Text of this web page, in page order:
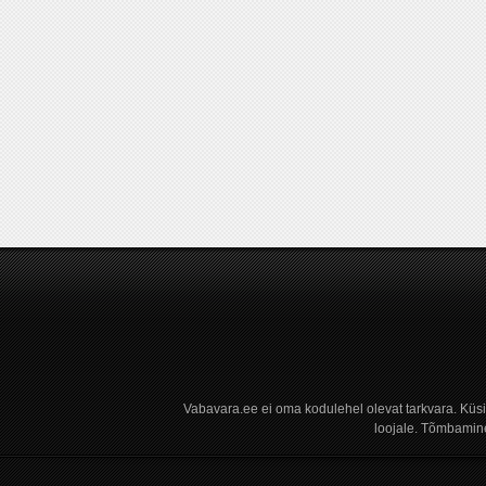
Vabavara.ee ei oma kodulehel olevat tarkvara.
loojale.